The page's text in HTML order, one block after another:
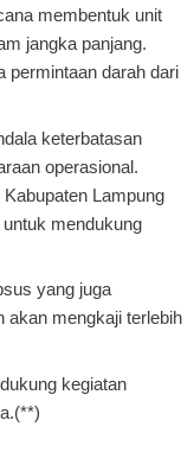
membentuk unit
jangka panjang.
permintaan darah dari
keterbatasan
operasional.
Lampung
mendukung
yang juga
akan mengkaji terlebih
kegiatan